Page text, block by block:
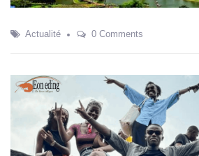
Actualité 0 Comments